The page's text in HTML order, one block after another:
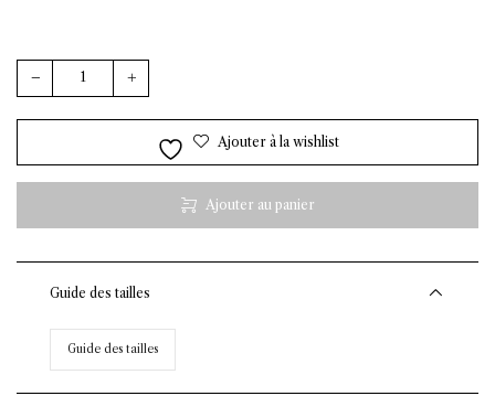
quantité de Chaussettes hautes en fil d'Écosse à motifs
Ajouter à la wishlist
Ajouter au panier
Guide des tailles
Guide des tailles